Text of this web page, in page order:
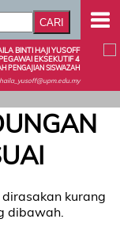
BINTI HAJI YUSOFF
EKSEKUTIF 4
PENGAJIAN SISWAZAH
kurang
dibawah.